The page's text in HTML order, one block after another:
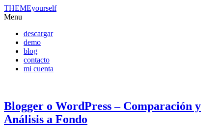
THEMEyourself
Menu
descargar
demo
blog
contacto
mi cuenta
Blogger o WordPress – Comparación y
Análisis a Fondo